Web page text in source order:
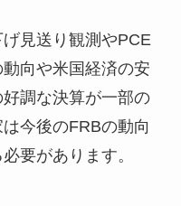
げ見送り観測やPCE
向や米国経済の安
調な決算が一部の
今後のFRBの動向
要があります。